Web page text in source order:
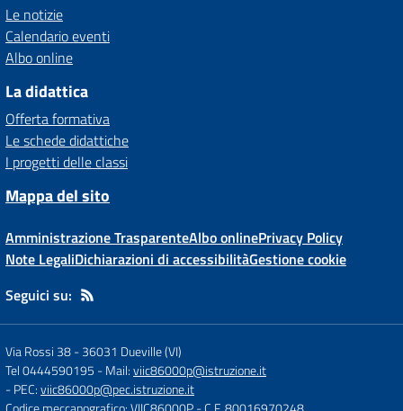
Le notizie
Calendario eventi
Albo online
La didattica
Offerta formativa
Le schede didattiche
I progetti delle classi
Mappa del sito
Amministrazione TrasparenteAlbo onlinePrivacy Policy
Note LegaliDichiarazioni di accessibilitàGestione cookie
Seguici su:
Via Rossi 38-36031 Dueville (VI)
Tel 0444590195 - Mail:viic86000p@istruzione.it
- PEC:viic86000p@pec.istruzione.it